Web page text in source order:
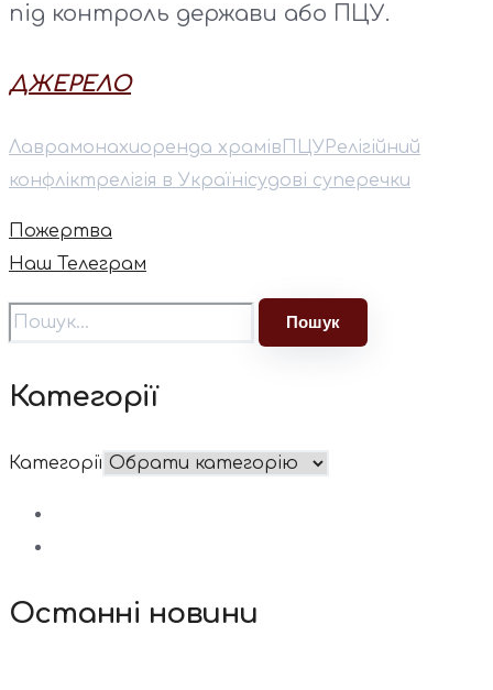
під контроль держави або ПЦУ.
ДЖЕРЕЛО
Лаврамонахиоренда храмів ПЦУ Релігійний
конфліктрелігія в Українісудові суперечки
Пожертва
Наш Телеграм
Категорії
Категорії
Останні новини